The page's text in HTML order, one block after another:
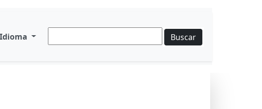
Idioma Buscar